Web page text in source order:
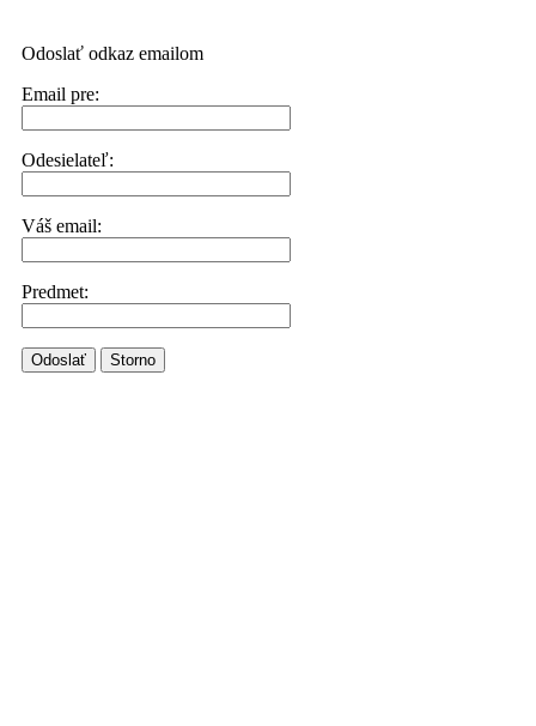
Odoslať odkaz emailom
Email pre:
Odesielateľ:
Váš email:
Predmet:
Odoslať Storno